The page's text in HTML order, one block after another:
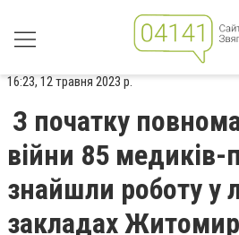
16:23, 12 травня 2023 р.
З початку
війни 85 медиків-
знайшли роботу у
закладах